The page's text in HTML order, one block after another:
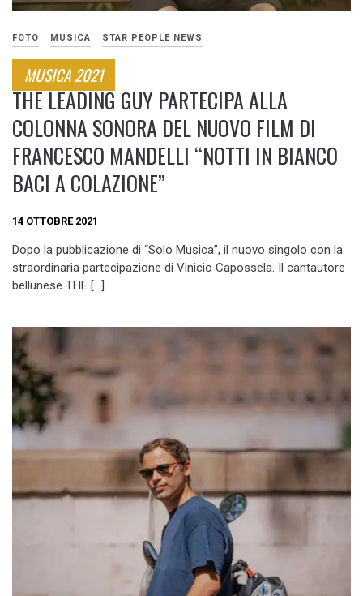
FOTO MUSICA STAR PEOPLE NEWS
MUSICA 2021
THE LEADING GUY PARTECIPA ALLA
COLONNA SONORA DEL NUOVO FILM DI
FRANCESCO MANDELLI “NOTTI IN BIANCO
BACI A COLAZIONE”
14 OTTOBRE 2021
Dopo la pubblicazione di “Solo Musica”, il nuovo singolo con la
straordinaria partecipazione di Vinicio Capossela. Il cantautore
bellunese THE […]